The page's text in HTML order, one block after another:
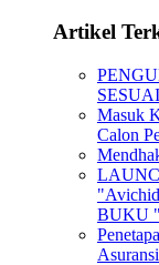
Artikel
Masuk
Calon
BUKU